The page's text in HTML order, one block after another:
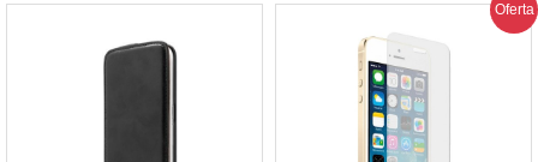
Oferta